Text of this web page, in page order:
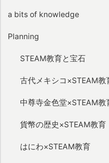
a bits of knowledge
Planning
STEAM教育と宝石
古代メキシコ×STEAM教
中尊寺金色堂×STEAM教
貨幣の歴史×STEAM教育
はにわ×STEAM教育